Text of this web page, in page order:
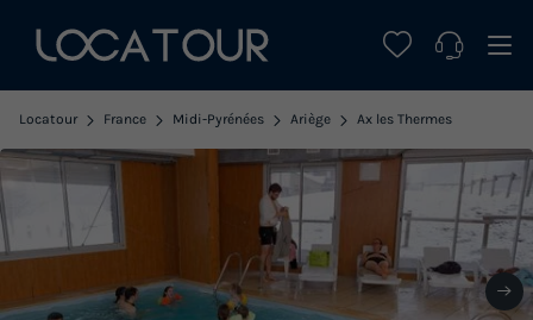
Locatour France Midi-Pyrénées Ariège Ax les Thermes